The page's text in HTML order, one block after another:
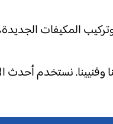
المكيفات الجديدة،
وفنيينا. نستخدم